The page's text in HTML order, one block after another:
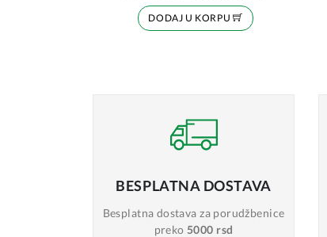
DODAJ U KORPU
BESPLATNA DOSTAVA
Besplatna dostavaza porudžbenice
preko 5000 rsd